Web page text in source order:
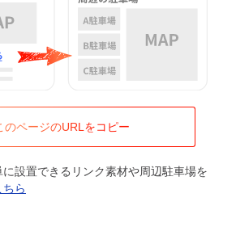
のページのURLをコピー
設置できるリンク素材や周辺駐車場を
ちら